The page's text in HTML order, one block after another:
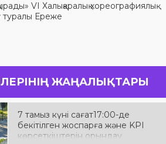
VI Халықаралық хореографиялық
туралы Ереже
ЖАҢАЛЫҚТАРЫ
7 тамыз күні сағат17:00-де
бекітілген жоспарға және KPI
көрсеткіштерін орындау